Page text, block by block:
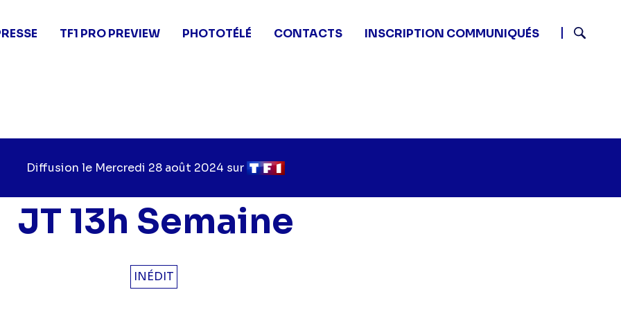
TF1 PRO PREVIEW PHOTOTÉLÉ CONTACTS
INSCRIPTION COMMUNIQUÉS
Diffusion le Jour
diffusion
Mercredi 28 août 2024 surChaîne
diffusion
JT 13h Semaine
INÉDIT